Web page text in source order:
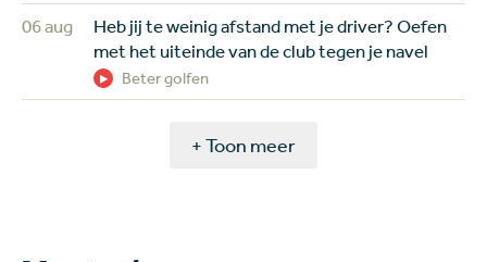
06 aug
Heb jij te weinig afstand met je driver? Oefen
met het uiteinde van de club tegen je navel
Beter golfen
+ Toon meer